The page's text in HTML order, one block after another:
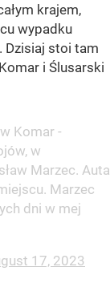
krajem,
wypadku
Dzisiaj stoi tam
i Ślusarski
Komar -
w
Marzec. Auta
Marzec
dni w mej
17, 2023